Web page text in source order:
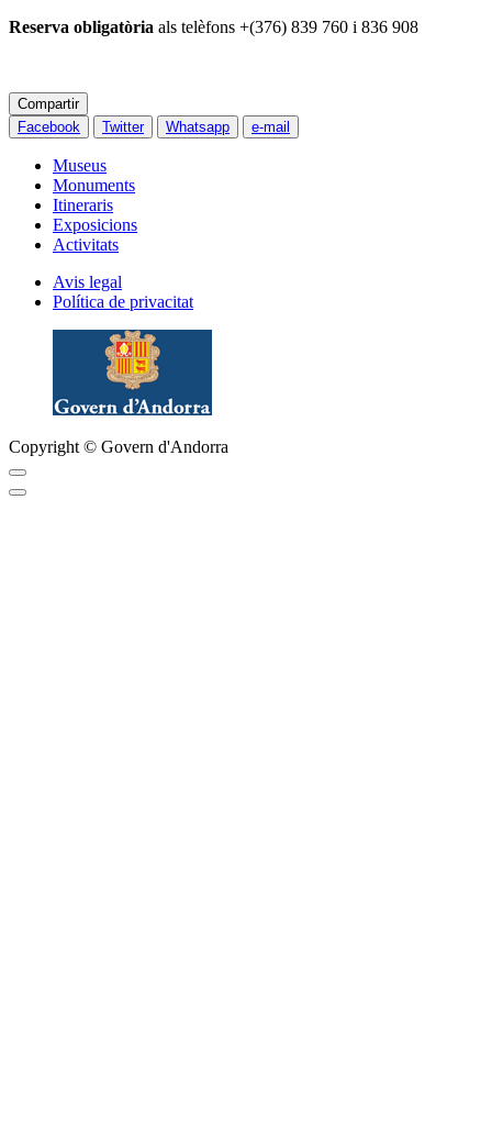
Reserva obligatòria als telèfons +(376) 839 760 i 836 908
Compartir
Facebook
Twitter Whatsapp e-mail
Museus
Monuments
Itineraris
Exposicions
Activitats
Avis legal
Política de privacitat
Copyright © Govern d'Andorra